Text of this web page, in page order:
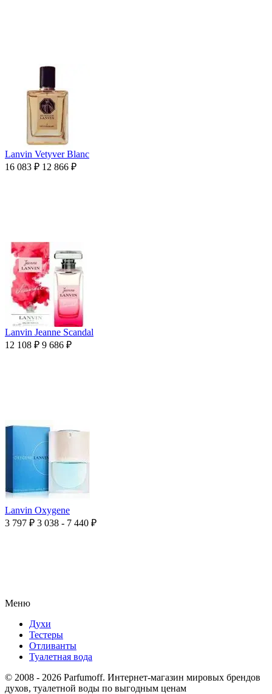
Lanvin Vetyver Blanc
16 083 ₽ 12 866 ₽
Lanvin Jeanne Scandal
12 108 ₽ 9 686 ₽
Lanvin Oxygene
3 797 ₽ 3 038 - 7 440 ₽
Меню
Духи
Тестеры
Отливанты
Туалетная вода
© 2008 - 2026 Parfumoff. Интернет-магазин мировых брендов
духов, туалетной воды по выгодным ценам